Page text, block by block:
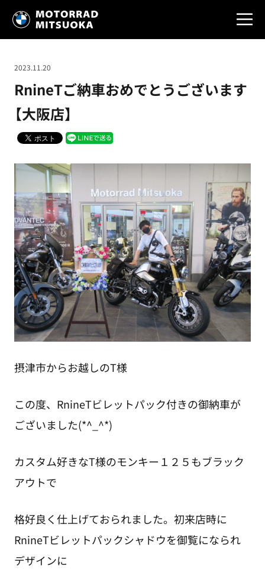
RnineTご納車おめでとうございます
【大阪店】
2023.11.20
摂津市からお越しのT様
この度、RnineTビレットパック付きの御納車が
ございました(*^_^*)
カスタム好きなT様のモンキー１２５もブラック
アウトで
格好良く仕上げておられました。初来店時に
RnineTビレットパックシャドウを御覧になられ
デザインに